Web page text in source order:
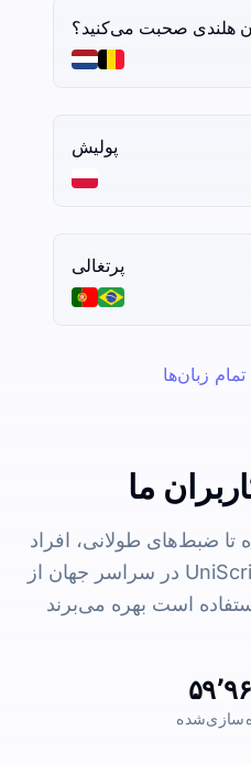
هلندی صحبت می‌کنید؟
پولیش
پرتغالی
زبان‌ها
ما
تا ضبط‌های طولانی، افراد
در سراسر جهان از UniScribe برای تبدیل صدا و ویدیو